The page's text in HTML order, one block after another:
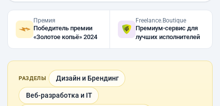
Премия
Победитель премии
«Золотое копьё» 2024
Freelance.Boutique
Премиум-сервис для
лучших исполнителей
РАЗДЕЛЫ Дизайн и Брендинг
Веб-разработка и IT